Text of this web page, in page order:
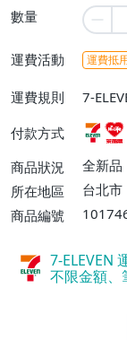
數量
運費活動 運費抵
運費規則
7-
貨付款
付款方式
商品狀況
全新品
所在地區
台北市
商品編號
7-ELEVEN
不限金額、